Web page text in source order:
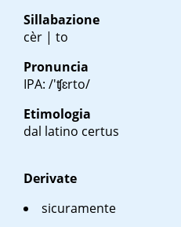
Sillabazione
cèr | to
Pronuncia
IPA: /'ʧɛrto/
Etimologia
dal latino certus
Derivate
sicuramente